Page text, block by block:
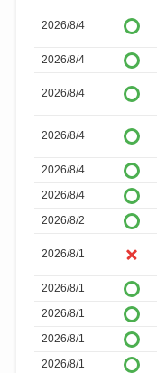
2026/8/4
2026/8/4
2026/8/4
2026/8/4
2026/8/4
2026/8/4
2026/8/2
2026/8/1
2026/8/1
2026/8/1
2026/8/1
2026/8/1